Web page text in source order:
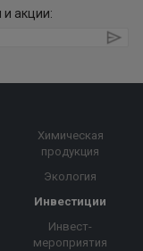
и акции:
Химическая
продукция
Экология
Инвестиции
Инвест-
мероприятия